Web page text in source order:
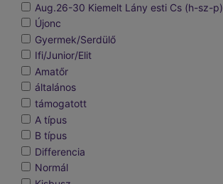
Aug.26-30 Kiemelt Lány esti Cs (h-sz-p)
Újonc
Gyermek/Serdülő
Ifi/Junior/Elit
Amatőr
általános
támogatott
A típus
B típus
Differencia
Normál